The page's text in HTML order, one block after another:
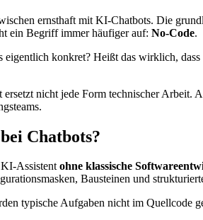
ernsthaft mit KI-Chatbots. Die
ein Begriff immer häufiger auf: No-Code.
konkret? Heißt das wirklich,
nicht jede Form technischer Arbeit.
Chatbots?
KI-Assistentohne klassische
Bausteinen und
typische Aufgaben nicht im Quellcode